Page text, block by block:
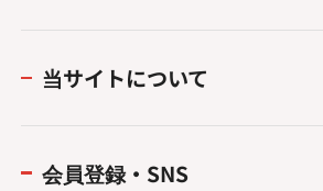
当サイトについて
会員登録・SNS